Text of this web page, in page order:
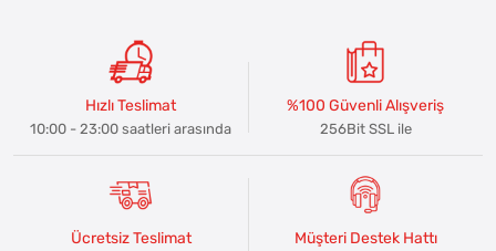
Hızlı Teslimat
10:00 - 23:00 saatleri arasında
%100 Güvenli Alışveriş
256Bit SSL ile
Ücretsiz Teslimat Müşteri Destek Hattı